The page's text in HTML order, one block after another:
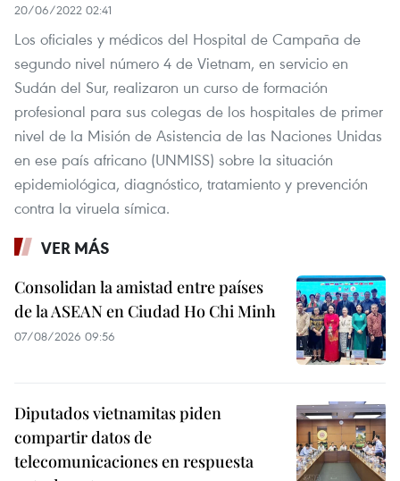
20/06/2022 02:41
Los oficiales y médicos del Hospital de Campaña de
segundo nivel número 4 de Vietnam, en servicio en
Sudán del Sur, realizaron un curso de formación
profesional para sus colegas de los hospitales de primer
nivel de la Misión de Asistencia de las Naciones Unidas
en ese país africano (UNMISS) sobre la situación
epidemiológica, diagnóstico, tratamiento y prevención
contra la viruela símica.
VER MÁS
Consolidan la amistad entre países
de la ASEAN en Ciudad Ho Chi Minh
07/08/2026 09:56
Diputados vietnamitas piden
compartir datos de
telecomunicaciones en respuesta